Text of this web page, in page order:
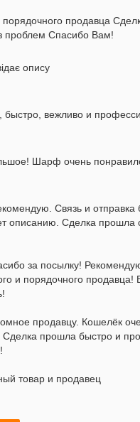
продавца
проблем Спасибо Вам!
опису
быстро, вежливо и
Шарф очень
Связь и отправка
описанию. Сделка прошла
за посылку! Рекомендую
и порядочного
продавцу. Кошелёк
прошла быстро и
товар и продавец